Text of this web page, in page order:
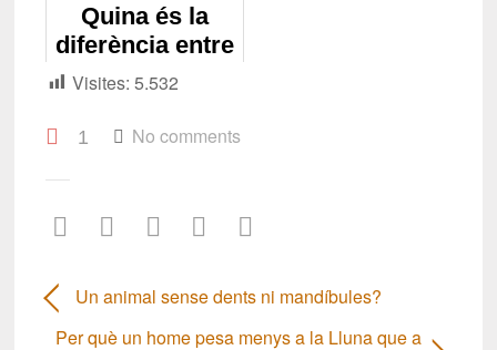
Quina és la
diferència entre
el gel i l'aigua?
Visites: 5.532
1 No comments
Un animal sense dents ni mandíbules?
Per què un home pesa menys a la Lluna que a